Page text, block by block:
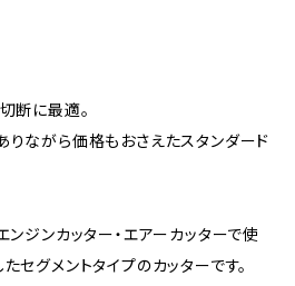
断に最適。
ながら価格もおさえたスタンダード
ンジンカッター・エアーカッターで使
セグメントタイプのカッターです。